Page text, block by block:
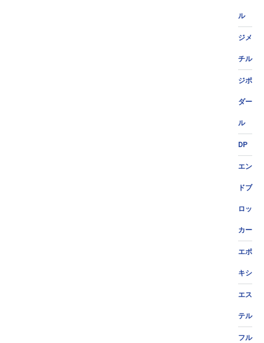
ル
ジメ
チル
ジポ
ダー
ル
DP
エン
ドブ
ロッ
カー
エポ
キシ
エス
テル
フル